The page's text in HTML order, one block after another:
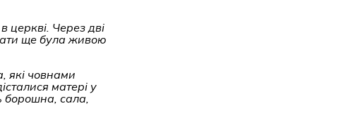
церкві. Через дві
ще була живою
які човнами
матері у
борошна, сала,